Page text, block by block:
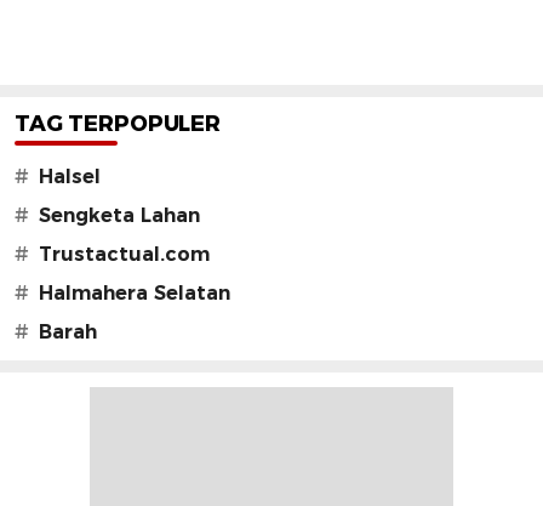
TAG TERPOPULER
#
Halsel
# Sengketa Lahan
# Trustactual.com
#
Halmahera Selatan
#
Barah